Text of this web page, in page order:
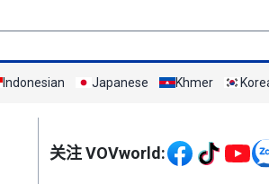
Indonesian Japanese Khmer
Mạng xã hội
关注 VOVworld: